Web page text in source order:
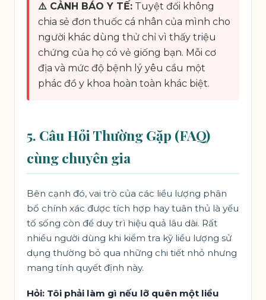
⚠️ CẢNH BÁO Y TẾ: Tuyệt đối không
chia sẻ đơn thuốc cá nhân của mình cho
người khác dùng thử chỉ vì thấy triệu
chứng của họ có vẻ giống bạn. Mỗi cơ
địa và mức độ bệnh lý yêu cầu một
phác đồ y khoa hoàn toàn khác biệt.
5. Câu Hỏi Thường Gặp (FAQ)
cùng chuyên gia
Bên cạnh đó, vai trò của các liều lượng phân
bổ chính xác được tích hợp hay tuân thủ là yếu
tố sống còn để duy trì hiệu quả lâu dài. Rất
nhiều người dùng khi kiểm tra kỹ liều lượng sử
dụng thường bỏ qua những chi tiết nhỏ nhưng
mang tính quyết định này.
Hỏi: Tôi phải làm gì nếu lỡ quên một liều